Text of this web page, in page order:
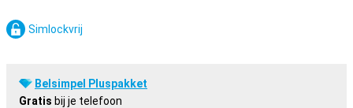
Simlockvrij
Belsimpel Pluspakket
Gratis bij je telefoon